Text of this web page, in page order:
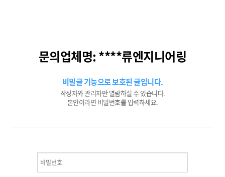
문의업체명: ****류엔지니어링
비밀글 기능으로 보호된 글입니다.
작성자와 관리자만 열람하실 수 있습니다.
본인이라면 비밀번호를 입력하세요.